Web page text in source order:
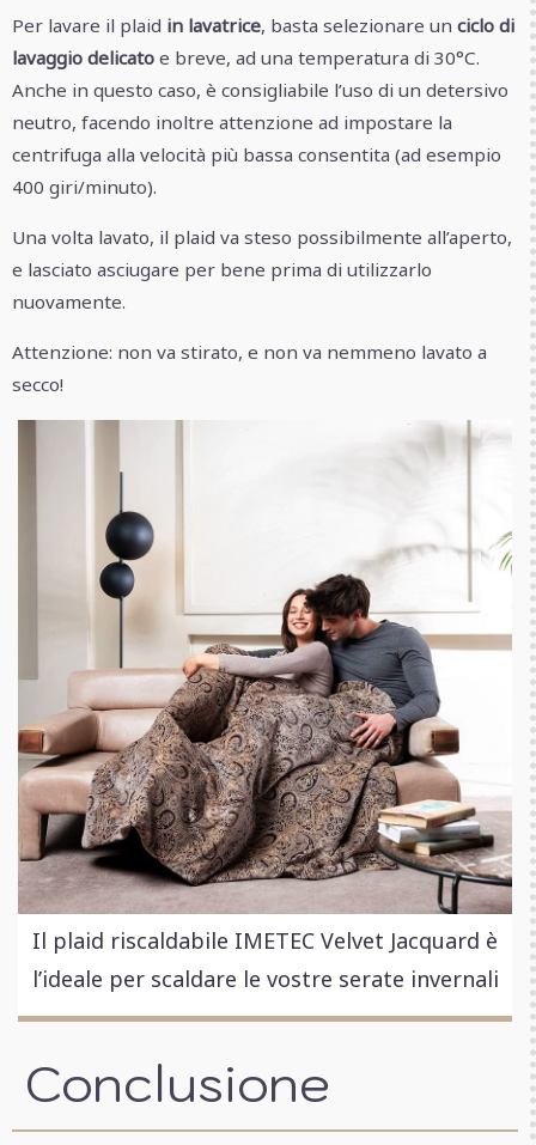
Per lavare il plaid in lavatrice, basta selezionare un ciclo di
lavaggio delicato e breve, ad una temperatura di 30°C.
Anche in questo caso, è consigliabile l’uso di un detersivo
neutro, facendo inoltre attenzione ad impostare la
centrifuga alla velocità più bassa consentita (ad esempio
400 giri/minuto).
Una volta lavato, il plaid va steso possibilmente all’aperto,
e lasciato asciugare per bene prima di utilizzarlo
nuovamente.
Attenzione: non va stirato, e non va nemmeno lavato a
secco!
Il plaid riscaldabile IMETEC Velvet Jacquard è
l’ideale per scaldare le vostre serate invernali
Conclusione